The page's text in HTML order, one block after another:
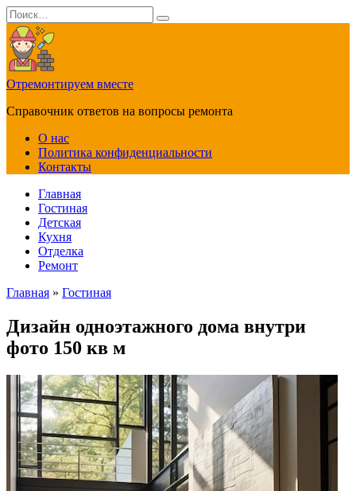
Перейти
к
содержанию
Search
for:
Отремонтируем вместе
Справочник ответов на вопросы ремонта
О нас
Политика конфиденциальности
Контакты
Главная
Гостиная
Детская
Кухня
Отделка
Ремонт
Главная » Гостиная
Дизайн одноэтажного дома внутри
фото 150 кв м